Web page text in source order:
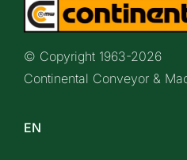
© Copyright 1963-2026
Continental Conveyor &
EN